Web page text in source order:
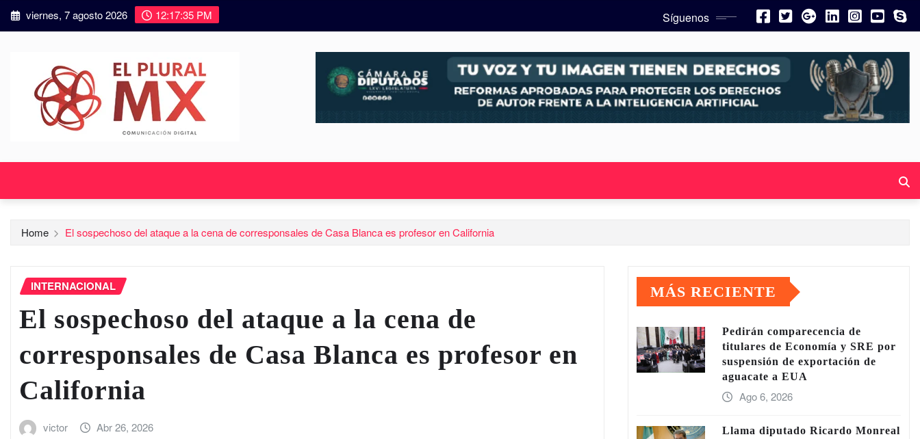
viernes, 7 agosto 2026 12:17:36 PM Síguenos
Home El sospechoso del ataque a la cena de corresponsales de Casa Blanca es profesor en California
INTERNACIONAL
El sospechoso del ataque a la cena de
corresponsales de Casa Blanca es profesor en
California
victor Abr 26, 2026
MÁS RECIENTE
Pedirán comparecencia de
titulares de Economía y SRE por
suspensión de exportación de
aguacate a EUA
Ago 6, 2026
Llama diputado Ricardo Monreal